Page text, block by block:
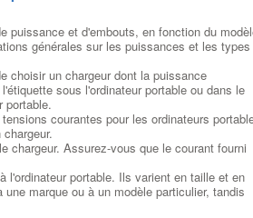
puissance et d'embouts, en fonction du
générales sur les puissances et les types
choisir un chargeur dont la puissance
sous l'ordinateur portable ou dans le
portable.
courantes pour les ordinateurs
chargeur. Assurez-vous que le courant fourni
l'ordinateur portable. Ils varient en taille et en
marque ou à un modèle particulier, tandis